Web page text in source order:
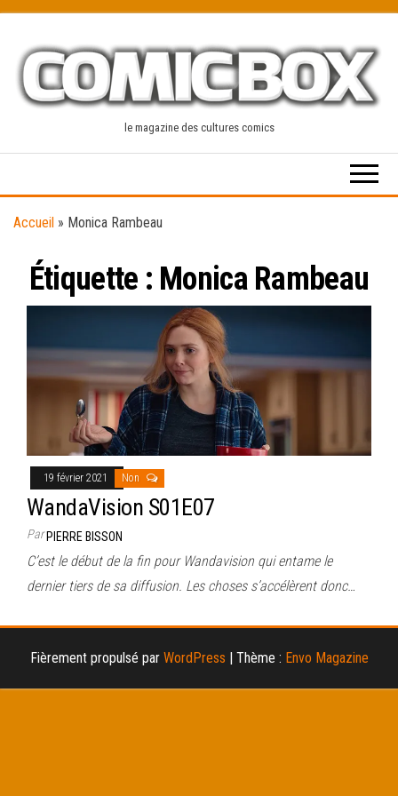
content
le magazine des cultures comics
Accueil » Monica Rambeau
Étiquette : Monica Rambeau
19 février 2021 Non
WandaVision S01E07
ParPIERRE BISSON
C’est le début de la fin pour Wandavision qui entame le
dernier tiers de sa diffusion. Les choses s’accélèrent donc…
Fièrement propulsé par WordPress | Thème : Envo Magazine